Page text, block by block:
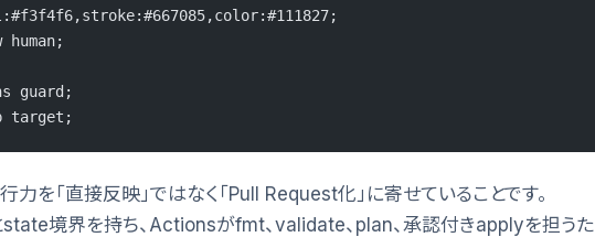
human;
guard;
target;
力を「直接反映」ではなく「Pull Request化」に寄せていることです。
境界を持ち、Actionsがfmt、validate、plan、承認付きapplyを担うた